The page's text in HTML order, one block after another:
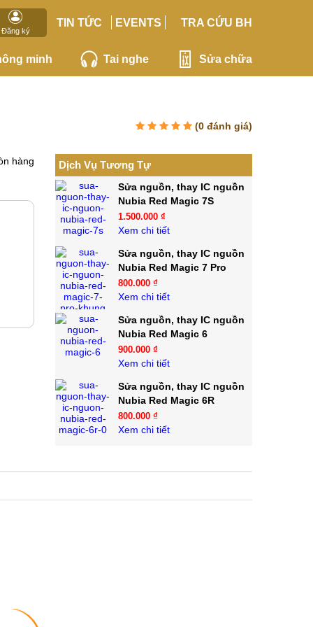
Đăng ký
TIN TỨC EVENTS TRA CỨU BH
minh Tai nghe Sửa chữa
(0 đánh giá)
hàng Dịch Vụ Tương Tự
Sửa nguồn, thay IC nguồn
Nubia Red Magic 7S
1.500.000 ₫
Xem chi tiết
Sửa nguồn, thay IC nguồn
Nubia Red Magic 7 Pro
800.000 ₫
Xem chi tiết
Sửa nguồn, thay IC nguồn
Nubia Red Magic 6
900.000 ₫
Xem chi tiết
Sửa nguồn, thay IC nguồn
Nubia Red Magic 6R
800.000 ₫
Xem chi tiết